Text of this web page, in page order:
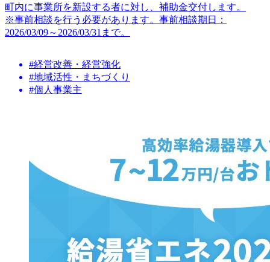
町内に事業所を新設する者に対し、補助金交付します。
※事前相談を行う必要があります。事前相談期日：
2026/03/09～2026/03/31まで。
#経営改善・経営強化
#地域活性・まちづくり
#個人事業主